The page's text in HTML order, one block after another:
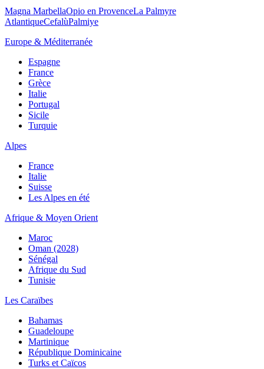
Magna MarbellaOpio en ProvenceLa Palmyre
AtlantiqueCefalùPalmiye
Europe & Méditerranée
Espagne
France
Grèce
Italie
Portugal
Sicile
Turquie
Alpes
France
Italie
Suisse
Les Alpes en été
Afrique & Moyen Orient
Maroc
Oman (2028)
Sénégal
Afrique du Sud
Tunisie
Les Caraïbes
Bahamas
Guadeloupe
Martinique
République Dominicaine
Turks et Caïcos